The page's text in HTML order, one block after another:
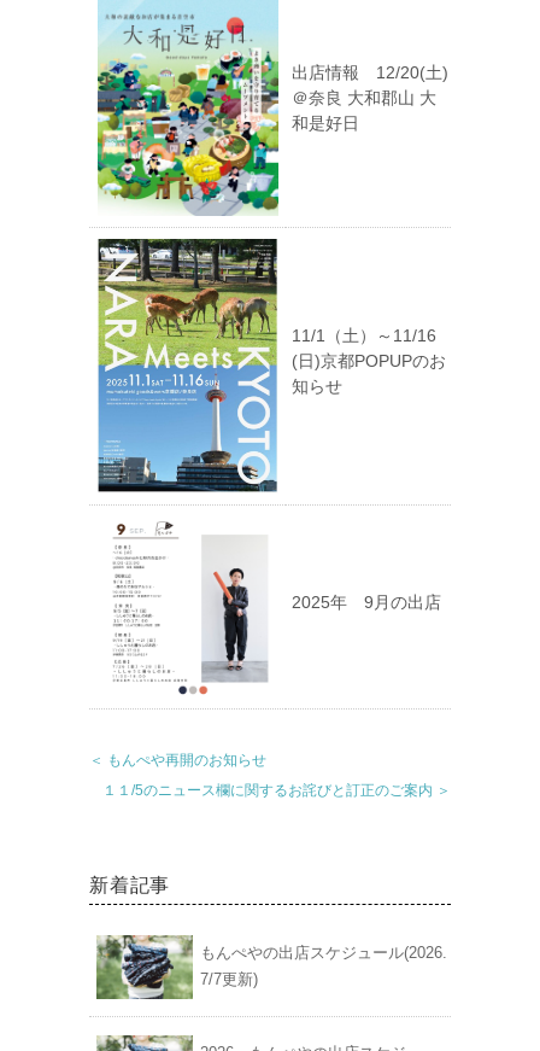
出店情報 12/20(土)
＠奈良 大和郡山 大
和是好日
11/1（土）～11/16
(日)京都POPUPのお
知らせ
2025年 9月の出店
＜ もんぺや再開のお知らせ
１１/5のニュース欄に関するお詫びと訂正のご案内 ＞
新着記事
もんぺやの出店スケジュール(2026.
7/7更新)